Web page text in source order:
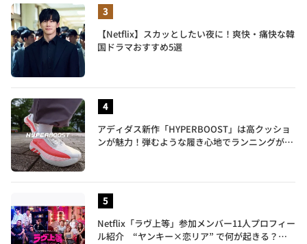
【Netflix】スカッとしたい夜に！爽快・痛快な韓
国ドラマおすすめ5選
アディダス新作「HYPERBOOST」は高クッショ
ンが魅力！弾むような履き心地でランニングがも
Netflix「ラヴ上等」参加メンバー11人プロフィー
ル紹介 “ヤンキー×恋リア” で何が起きる？地